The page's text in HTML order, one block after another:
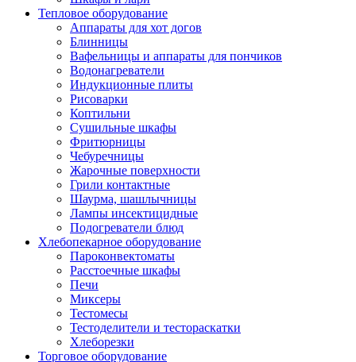
Тепловое оборудование
Аппараты для хот догов
Блинницы
Вафельницы и аппараты для пончиков
Водонагреватели
Индукционные плиты
Рисоварки
Коптильни
Сушильные шкафы
Фритюрницы
Чебуречницы
Жарочные поверхности
Грили контактные
Шаурма, шашлычницы
Лампы инсектицидные
Подогреватели блюд
Хлебопекарное оборудование
Пароконвектоматы
Расстоечные шкафы
Печи
Миксеры
Тестомесы
Тестоделители и тестораскатки
Хлеборезки
Торговое оборудование